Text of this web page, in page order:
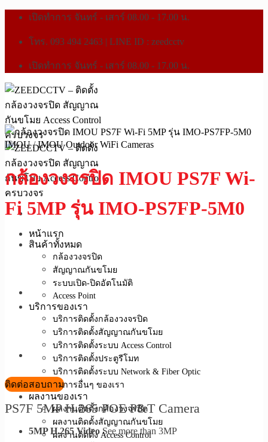
เปิดทำการ จันทร์ - เสาร์ 08.00 - 17.00 น.
โทร. 093 494 2463 | LINE ID : zeedcctv
เปิดทำการ จันทร์ - เสาร์ 08.00 - 17.00 น.
หน้าแรก
สินค้าทั้งหมด
กล้องวงจรปิด
สัญญาณกันขโมย
ระบบเปิด-ปิดอัตโนมัติ
Access Point
บริการของเรา
บริการติดตั้งกล้องวงจรปิด
บริการติดตั้งสัญญาณกันขโมย
บริการติดตั้งระบบ Access Control
บริการติดตั้งประตูรีโมท
บริการติดตั้งระบบ Network & Fiber Optic
บริการอื่นๆ ของเรา
ผลงานของเรา
ผลงานติดตั้งกล้องวงจรปิด
ผลงานติดตั้งสัญญาณกันขโมย
ผลงานติดตั้ง Access Control
IMOU / IMOU Outdoor WiFi Cameras
กล้องวงจรปิด IMOU PS7F Wi-
Fi 5MP รุ่น IMO-PS7FP-5M0
ติดต่อสอบถาม
PS7F 5MP H.265 POE P&T Camera
5MP H.265 Video See more than 3MP